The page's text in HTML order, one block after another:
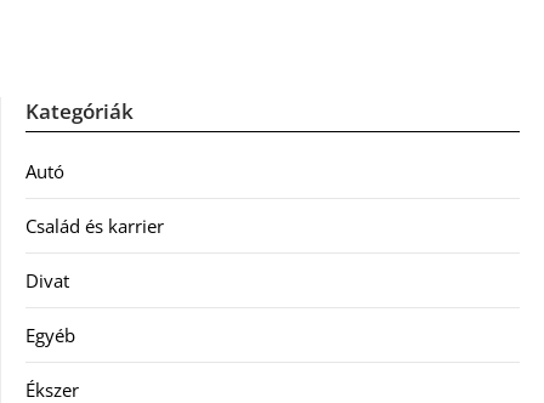
Kategóriák
Autó
Család és karrier
Divat
Egyéb
Ékszer